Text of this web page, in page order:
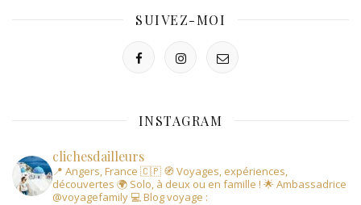
SUIVEZ-MOI
INSTAGRAM
clichesdailleurs
📍 Angers, France 🇨🇵 🧭 Voyages, expériences,
découvertes 🌍 Solo, à deux ou en famille ! 🌟 Ambassadrice
@voyagefamily 💻 Blog voyage :